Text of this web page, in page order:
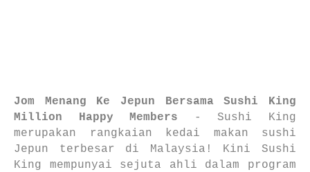
Jom Menang Ke Jepun Bersama Sushi King
Million Happy Members - Sushi King
merupakan rangkaian kedai makan sushi
Jepun terbesar di Malaysia! Kini Sushi
King mempunyai sejuta ahli dalam program